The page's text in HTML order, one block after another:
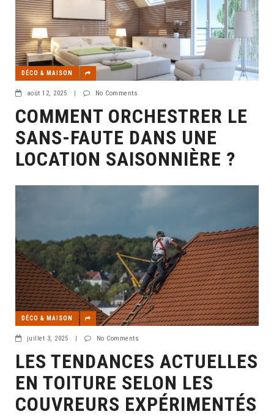
DÉCO & MAISON
août 12, 2025 | No Comments
COMMENT ORCHESTRER LE
SANS-FAUTE DANS UNE
LOCATION SAISONNIÈRE ?
DÉCO & MAISON
juillet 3, 2025 No Comments
LES TENDANCES ACTUELLES
EN TOITURE SELON LES
COUVREURS EXPÉRIMENTÉS